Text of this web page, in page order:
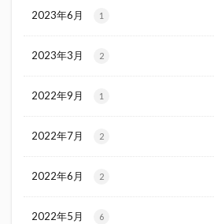
2023年6月 1
2023年3月 2
2022年9月 1
2022年7月 2
2022年6月 2
2022年5月 6